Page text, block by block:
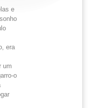
e
era
um
o